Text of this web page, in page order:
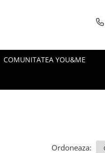
COMUNITATEA YOU&ME
Ordoneaza: